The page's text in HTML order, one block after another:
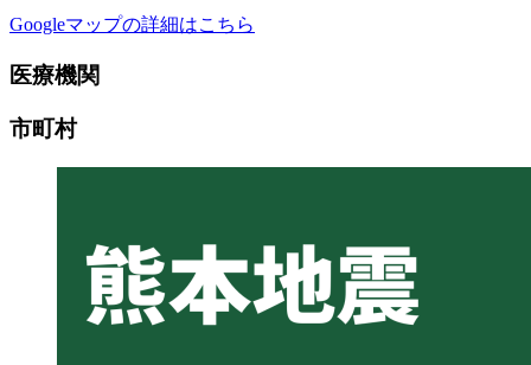
Googleマップの詳細はこちら
医療機関
市町村